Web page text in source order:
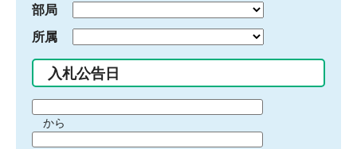
部局
所属
入札公告日
間から